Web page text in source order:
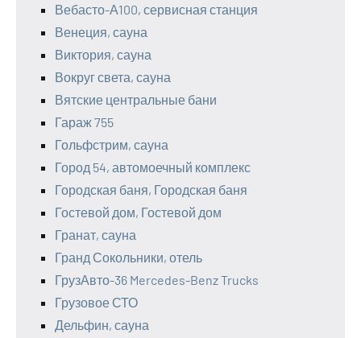
Вебасто-А100, сервисная станция
Венеция, сауна
Виктория, сауна
Вокруг света, сауна
Вятские центральные бани
Гараж 755
Гольфстрим, сауна
Город 54, автомоечный комплекс
Городская баня, Городская баня
Гостевой дом, Гостевой дом
Гранат, сауна
Гранд Сокольники, отель
ГрузАвто-36 Mercedes-Benz Trucks
Грузовое СТО
Дельфин, сауна